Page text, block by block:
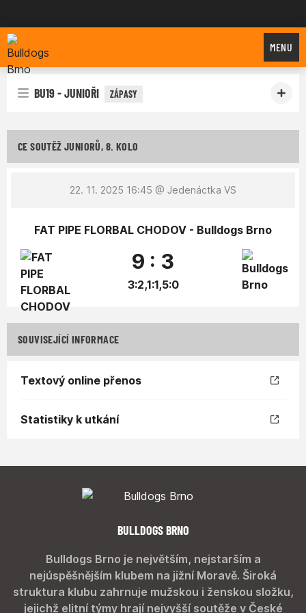
Bulldogs Brno
MENU
BU19 - JUNIOŘI ZÁPASY
CE SOUTĚŽ JUNIORŮ, 8. KOLO
22. 11. 2025 16:45 @ Jedenáctka VS
FAT PIPE FLORBAL CHODOV - Bulldogs Brno
9 : 3
3:2,1:1,5:0
SOUVISEJÍCÍ INFORMACE
Textový online přenos
Statistiky k utkání
BULLDOGS BRNO
Bulldogs Brno je největším, nejstarším a
nejúspěšnějším klubem na jižní Moravě. Široká
struktura klubu zahrnuje mužskou i ženskou složku,
jejichž elitní týmy hrají nejvyšší soutěže v České